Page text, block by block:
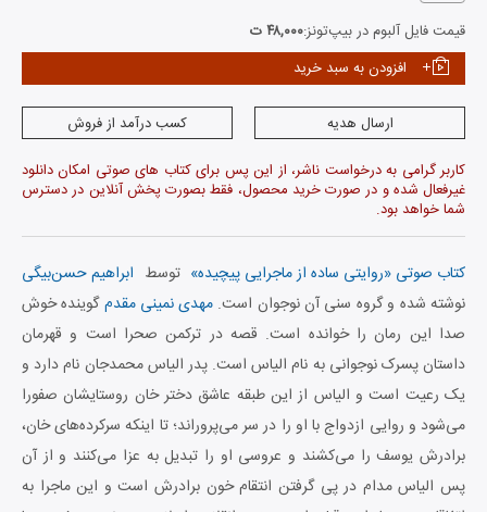
قیمت فایل آلبوم در بیپ‌تونز:۴۸,۰۰۰ ت
افزودن به سبد خرید
ارسال هدیه
کسب درآمد از فروش
کاربر گرامی به درخواست ناشر، از این پس برای کتاب های صوتی امکان دانلود
غیرفعال شده و در صورت خرید محصول، فقط بصورت پخش آنلاین در دسترس
شما خواهد بود.
کتاب صوتی «روایتی ساده از ماجرایی پیچیده» توسط ابراهیم حسن‌بیگی
نوشته شده و گروه سنی آن نوجوان است.مهدی نمینی مقدمگوینده خوش
صدا این رمان را خوانده است. قصه در ترکمن صحرا است و قهرمان
داستان پسرک نوجوانی به نام الیاس است. پدر الیاس محمدجان نام دارد و
یک رعیت است و الیاس از این طبقه عاشق دختر خان روستایشان صفورا
می‌شود و روایی ازدواج با او را در سر می‌پروراند؛ تا اینکه سرکرده‌های خان،
برادرش یوسف را می‌کشند و عروسی او را تبدیل به عزا می‌کنند و از آن
پس الیاس مدام در پی گرفتن انتقام خون برادرش است و این ماجرا به